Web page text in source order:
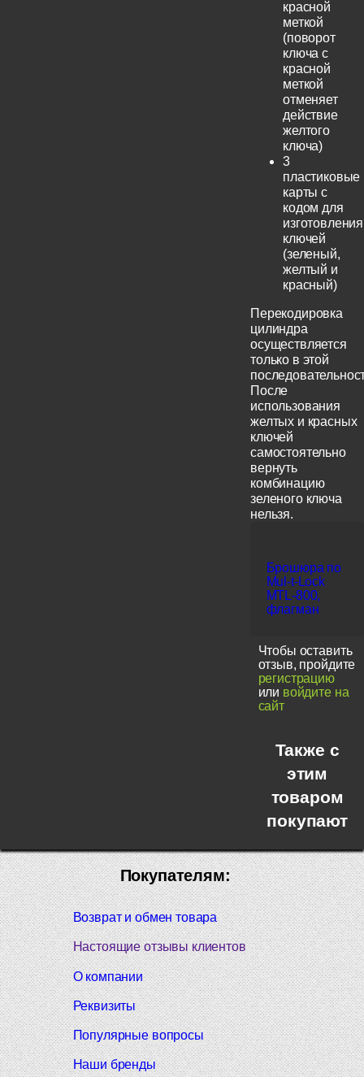
красной
меткой
(поворот
ключа с
красной
меткой
отменяет
действие
желтого
ключа)
3
пластиковые
карты с
кодом для
изготовления
ключей
(зеленый,
желтый и
красный)
Перекодировка
цилиндра
осуществляется
только в этой
После
использования
желтых и красных
ключей
самостоятельно
вернуть
комбинацию
зеленого ключа
нельзя.
Брошюра по
Mul-t-Lock
MTL-800,
флагман
Чтобы оставить
отзыв, пройдите
регистрацию
или войдите на
сайт
Также с
этим
товаром
покупают
Покупателям:
Возврат и обмен товара
Настоящие отзывы клиентов
О компании
Реквизиты
Популярные вопросы
Наши бренды